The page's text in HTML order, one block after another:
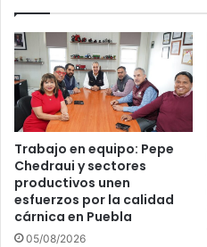
Trabajo en equipo: Pepe
Chedraui y sectores
productivos unen
esfuerzos por la calidad
cárnica en Puebla
05/08/2026